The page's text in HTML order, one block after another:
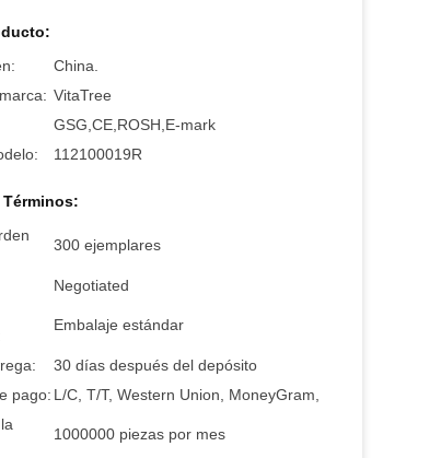
China.
VitaTree
GSG,CE,ROSH,E-mark
112100019R
300 ejemplares
Negotiated
Embalaje estándar
30 días después del depósito
pago: L/C, T/T, Western Union, MoneyGram,
1000000 piezas por mes